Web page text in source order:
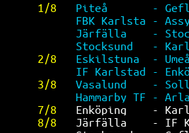
1/8 Piteå       -
FBK Karlsta -
Järfälla    -
Stocksund   -
2/8 Eskilstuna  -
IF Karlstad -
3/8 Vasalund    -
Hammarby TF -
7/8 Enköping
8/8 Järfälla    -